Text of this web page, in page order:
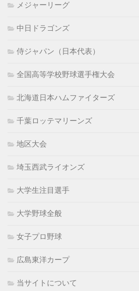
メジャーリーグ
中日ドラゴンズ
侍ジャパン（日本代表）
全国高等学校野球選手権大会
北海道日本ハムファイターズ
千葉ロッテマリーンズ
地区大会
埼玉西武ライオンズ
大学生注目選手
大学野球全般
女子プロ野球
広島東洋カープ
当サイトについて